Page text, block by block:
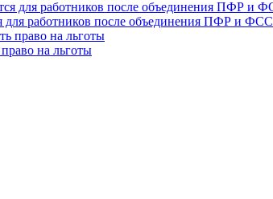
работников после объединения ПФР и ФСС
на льготы